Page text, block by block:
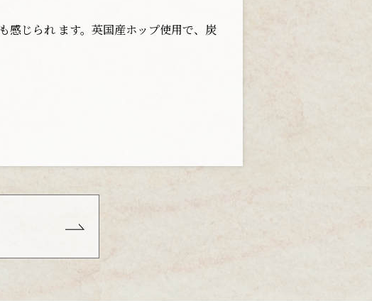
感じられ ます。英国産ホップ使用で、炭